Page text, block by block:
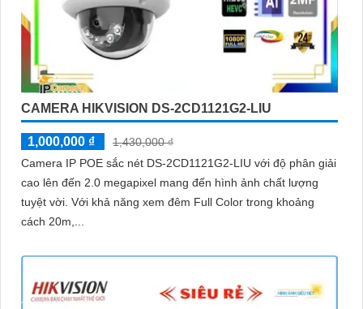
CAMERA HIKVISION DS-2CD1121G2-LIU
1,000,000 ₫
1,430,000 ₫
Camera IP POE sắc nét DS-2CD1121G2-LIU với độ phân giải
cao lên đến 2.0 megapixel mang đến hình ảnh chất lượng
tuyệt vời. Với khả năng xem đêm Full Color trong khoảng
cách 20m,...